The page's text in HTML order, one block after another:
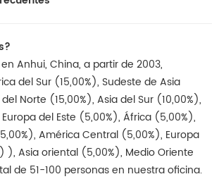
Anhui, China, a partir de 2003,
del Sur (15,00%), Sudeste de Asia
Norte (15,00%), Asia del Sur (10,00%),
del Este (5,00%), África (5,00%),
América Central (5,00%), Europa
), Asia oriental (5,00%), Medio Oriente
de 51-100 personas en nuestra oficina.